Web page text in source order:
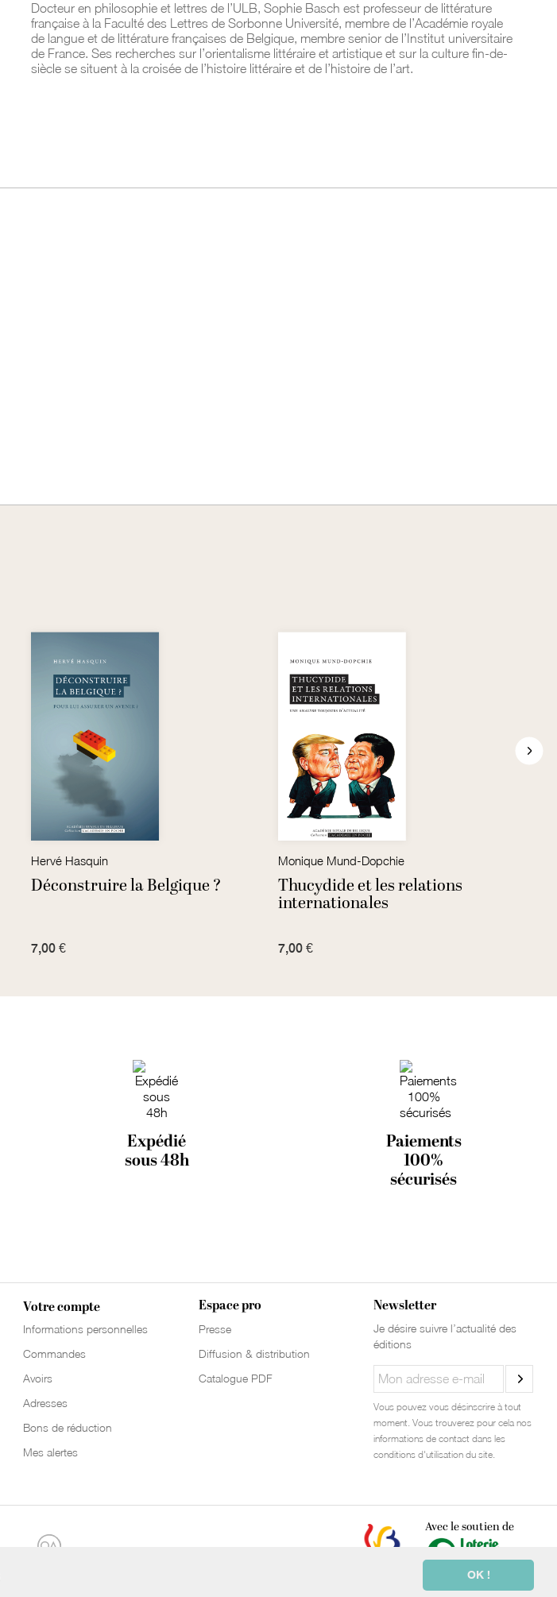
OK !
Docteur en philosophie et lettres de l’ULB, Sophie Basch est professeur de littérature
française à la Faculté des Lettres de Sorbonne Université, membre de l’Académie royale
de langue et de littérature françaises de Belgique, membre senior de l’Institut universitaire
de France. Ses recherches sur l’orientalisme littéraire et artistique et sur la culture fin-de-
siècle se situent à la croisée de l’histoire littéraire et de l’histoire de l’art.
Hervé Hasquin
Déconstruire la Belgique ?
7,00 €
Monique Mund-Dopchie
Thucydide et les relations
internationales
7,00 €
Expédié
sous 48h
Paiements
100%
sécurisés
Votre compte
Informations personnelles
Commandes
Avoirs
Adresses
Bons de réduction
Mes alertes
Espace pro
Presse
Diffusion & distribution
Catalogue PDF
Newsletter
Je désire suivre l’actualité des
éditions
Vous pouvez vous désinscrire à tout
moment. Vous trouverez pour cela nos
informations de contact dans les
conditions d'utilisation du site.
Avec le soutien de